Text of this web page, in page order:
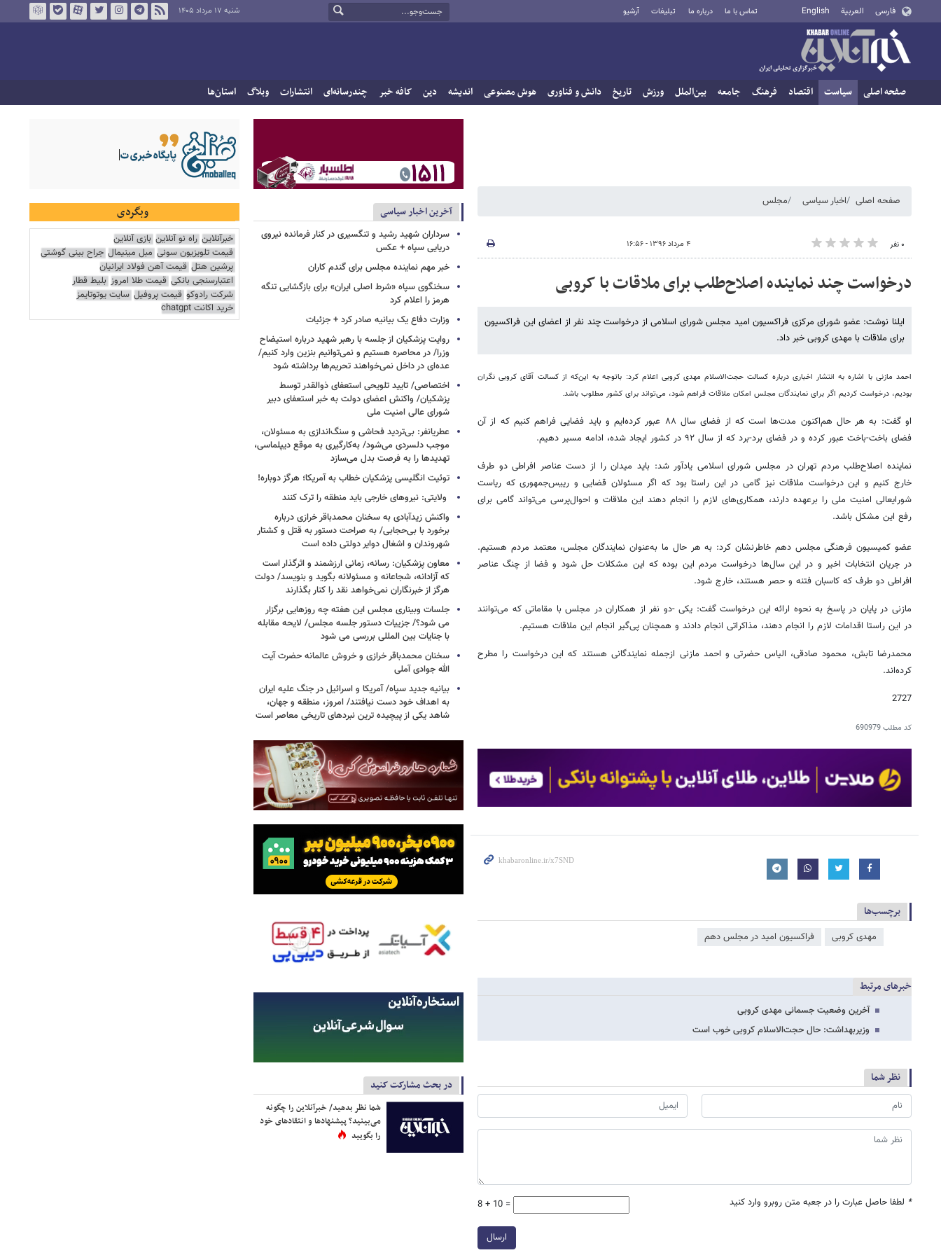
فارسی العربية English تماس با ما درباره ما تبلیغات آرشیو شنبه ۱۷ مرداد ۱۴۰۵
صفحه اصلی سیاست اقتصاد فرهنگ جامعه بین‌الملل ورزش تاریخ دانش و فناوری هوش مصنوعی اندیشه دین کافه خبر چندرسانه‌ای انتشارات وبلاگ استان‌ها
صفحه اصلی اخبار سیاسی مجلس
۰ نفر ۴ مرداد ۱۳۹۶ - ۱۶:۵۶
درخواست چند نماینده اصلاح‌طلب برای ملاقات با کروبی
ایلنا نوشت: عضو شورای مرکزی فراکسیون امید مجلس شورای اسلامی از درخواست چند نفر از اعضای این فراکسیون
برای ملاقات با مهدی کروبی خبر داد.
احمد مازنی با اشاره به انتشار اخباری درباره کسالت حجت‌الاسلام مهدی کروبی اعلام کرد: باتوجه به این‌که از کسالت آقای کروبی نگران
بودیم، درخواست کردیم اگر برای نمایندگان مجلس امکان ملاقات فراهم شود، می‌‌تواند برای کشور مطلوب باشد.
او گفت: به هر حال هم‌اکنون مدت‌ها است که از فضای سال ۸۸ عبور کرده‌ایم و باید فضایی فراهم کنیم که از آن
فضای باخت-باخت عبور کرده و در فضای برد-برد که از سال ۹۲ در کشور ایجاد شده، ادامه مسیر دهیم.
نماینده اصلاح‌طلب مردم تهران در مجلس شورای اسلامی یادآور شد: باید میدان را از دست عناصر افراطی دو طرف
خارج کنیم و این درخواست ملاقات نیز گامی در این راستا بود که اگر مسئولان قضایی و رییس‌جمهوری که ریاست
شورایعالی امنیت ملی را برعهده دارند، همکاری‌های لازم را انجام دهند این ملاقات و احوال‌پرسی می‌تواند گامی برای
رفع این مشکل باشد.
عضو کمیسیون فرهنگی مجلس دهم خاطرنشان کرد: به هر حال ما به‌عنوان نمایندگان مجلس، معتمد مردم هستیم.
در جریان انتخابات اخیر و در این سال‌ها درخواست مردم این بوده که این مشکلات حل شود و فضا از چنگ عناصر
افراطی دو طرف که کاسبان فتنه و حصر هستند، خارج شود.
مازنی در پایان در پاسخ به نحوه ارائه این درخواست گفت: یکی -دو نفر از همکاران در مجلس با مقاماتی که می‌توانند
در این راستا اقدامات لازم را انجام دهند، مذاکراتی انجام دادند و همچنان پی‌گیر انجام این ملاقات هستیم.
محمدرضا تابش، محمود صادقی، الیاس حضرتی و احمد مازنی ازجمله نمایندگانی هستند که این درخواست را مطرح
کرده‌اند.
2727
کد مطلب690979
برچسب‌ها
مهدی کروبی فراکسیون امید در مجلس دهم
خبرهای مرتبط
آخرین وضعیت جسمانی مهدی کروبی
وزیربهداشت: حال حجت‌الاسلام کروبی خوب است
نظر شما
* لطفا حاصل عبارت را در جعبه متن روبرو وارد کنید 8 + 10 =
ارسال
آخرین اخبار سیاسی
سرداران شهید رشید و تنگسیری در کنار فرمانده نیروی
دریایی سپاه + عکس
خبر مهم نماینده مجلس برای گندم کاران
سخنگوی سپاه «شرط اصلی ایران» برای بازگشایی تنگه
هرمز را اعلام کرد
وزارت دفاع یک بیانیه صادر کرد + جزئیات
روایت پزشکیان از جلسه با رهبر شهید درباره استیضاح
وزرا/ در محاصره هستیم و نمی‌توانیم بنزین وارد کنیم/
عده‌ای در داخل نمی‌خواهند تحریم‌ها برداشته شود
اختصاصی/ تایید تلویحی استعفای ذوالقدر توسط
پزشکیان/ واکنش اعضای دولت به خبر استعفای دبیر
شورای عالی امنیت ملی
عطریانفر: بی‌تردید فحاشی و سنگ‌اندازی به مسئولان،
موجب دلسردی می‌شود/ به‌کارگیری به موقع دیپلماسی،
تهدیدها را به فرصت بدل می‌سازد
توئیت انگلیسی پزشکیان خطاب به آمریکا؛ هرگز دوباره!
ولایتی: نیروهای خارجی باید منطقه را ترک کنند
واکنش زیدآبادی به سخنان محمدباقر خرازی درباره
برخورد با بی‌حجابی/ به صراحت دستور به قتل و کشتار
شهروندان و اشغال دوایر دولتی داده است
معاون پزشکیان: رسانه، زمانی ارزشمند و اثرگذار است
که آزادانه، شجاعانه و مسئولانه بگوید و بنویسد/ دولت
هرگز از خبرنگاران نمی‌خواهد نقد را کنار بگذارند
جلسات وبیناری مجلس این هفته چه روزهایی برگزار
می شود؟/ جزییات دستور جلسه مجلس/ لایحه مقابله
با جنایات بین المللی بررسی می شود
سخنان محمدباقر خرازی و خروش عالمانه حضرت آیت
الله جوادی آملی
بیانیه جدید سپاه/ آمریکا و اسرائیل در جنگ علیه ایران
به اهداف خود دست نیافتند/ امروز، منطقه و جهان،
شاهد یکی از پیچیده ترین نبردهای تاریخی معاصر است
در بحث مشارکت کنید
شما نظر بدهید/ خبرآنلاین را چگونه
می‌بینید؟ پیشنهادها و انتقادهای خود
را بگویید
وبگردی
خبرآنلاین راه نو آنلاین بازی آنلاین
قیمت تلویزیون سونی مبل مینیمال جراح بینی گوشتی
پرشین هتل قیمت آهن فولاد ایرانیان
اعتبارسنجی بانکی قیمت طلا امروز بلیط قطار
شرکت رادوکو قیمت پروفیل سایت یوتوتایمز
خرید اکانت chatgpt